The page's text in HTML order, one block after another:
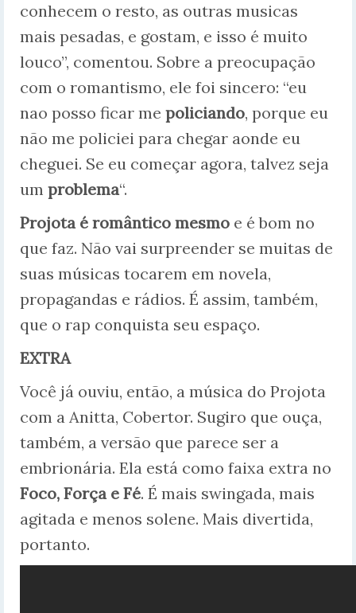
conhecem o resto, as outras musicas
mais pesadas, e gostam, e isso é muito
louco”, comentou. Sobre a preocupação
com o romantismo, ele foi sincero: “eu
nao posso ficar me policiando, porque eu
não me policiei para chegar aonde eu
cheguei. Se eu começar agora, talvez seja
um problema“.
Projota é romântico mesmo e é bom no
que faz. Não vai surpreender se muitas de
suas músicas tocarem em novela,
propagandas e rádios. É assim, também,
que o rap conquista seu espaço.
EXTRA
Você já ouviu, então, a música do Projota
com a Anitta, Cobertor. Sugiro que ouça,
também, a versão que parece ser a
embrionária. Ela está como faixa extra no
Foco, Força e Fé. É mais swingada, mais
agitada e menos solene. Mais divertida,
portanto.